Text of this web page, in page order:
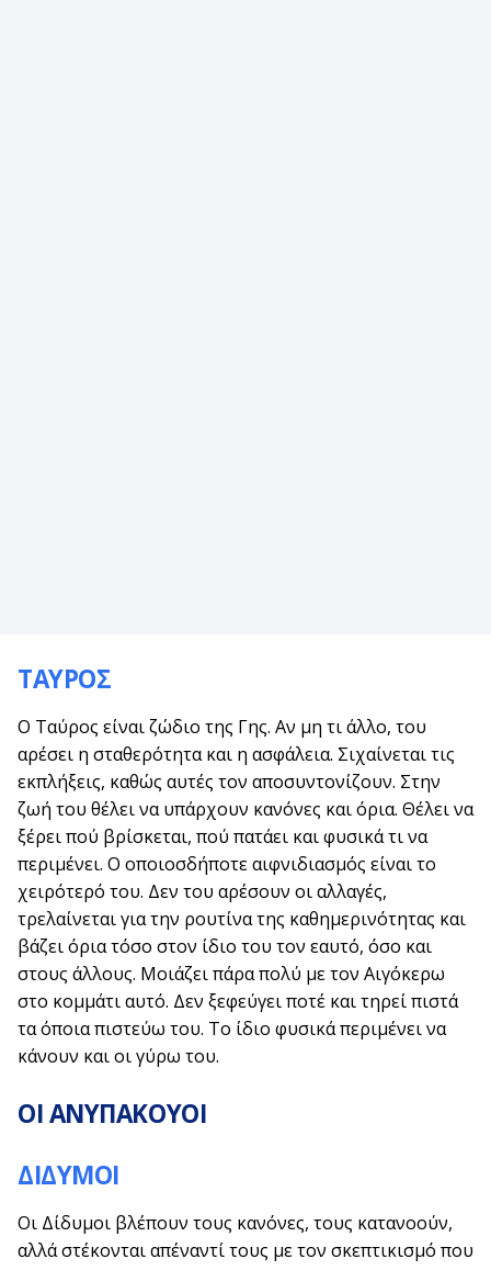
ΤΑΥΡΟΣ
Ο Ταύρος είναι ζώδιο της Γης. Αν μη τι άλλο, του
αρέσει η σταθερότητα και η ασφάλεια. Σιχαίνεται τις
εκπλήξεις, καθώς αυτές τον αποσυντονίζουν. Στην
ζωή του θέλει να υπάρχουν κανόνες και όρια. Θέλει να
ξέρει πού βρίσκεται, πού πατάει και φυσικά τι να
περιμένει. Ο οποιοσδήποτε αιφνιδιασμός είναι το
χειρότερό του. Δεν του αρέσουν οι αλλαγές,
τρελαίνεται για την ρουτίνα της καθημερινότητας και
βάζει όρια τόσο στον ίδιο του τον εαυτό, όσο και
στους άλλους. Μοιάζει πάρα πολύ με τον Αιγόκερω
στο κομμάτι αυτό. Δεν ξεφεύγει ποτέ και τηρεί πιστά
τα όποια πιστεύω του. Το ίδιο φυσικά περιμένει να
κάνουν και οι γύρω του.
ΟΙ ΑΝΥΠΑΚΟΥΟΙ
ΔΙΔΥΜΟΙ
Οι Δίδυμοι βλέπουν τους κανόνες, τους κατανοούν,
αλλά στέκονται απέναντί τους με τον σκεπτικισμό που